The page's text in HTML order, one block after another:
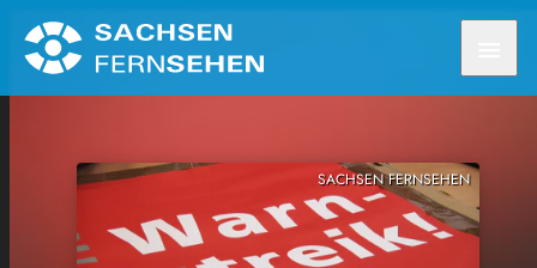
SACHSEN FERNSEHEN